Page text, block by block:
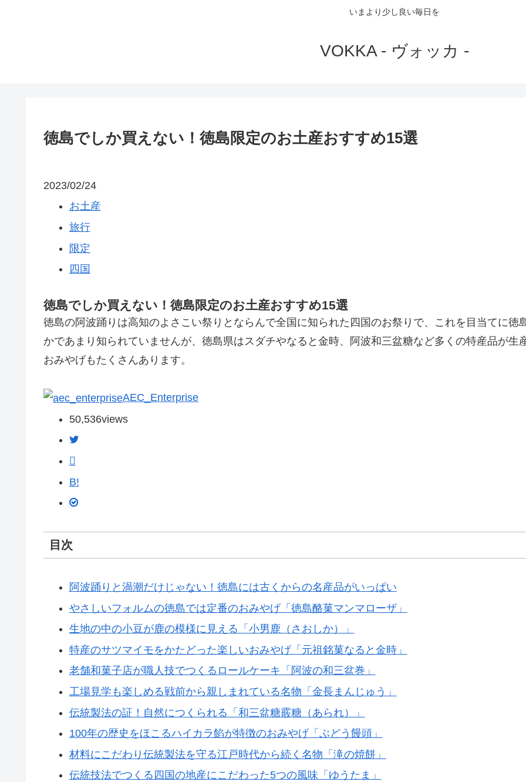
いまより少し良い毎日を
VOKKA - ヴォッカ -
徳島でしか買えない！徳島限定のお土産おすすめ15選
2023/02/24
お土産
旅行
限定
四国
徳島でしか買えない！徳島限定のお土産おすすめ15選
徳島の阿波踊りは高知のよさこい祭りとならんで全国に知られた四国のお祭りで、これを目当てに徳
かであまり知られていませんが、徳島県はスダチやなると金時、阿波和三盆糖など多くの特産品が生
おみやげもたくさんあります。
AEC_Enterprise
50,536views
B!
目次
阿波踊りと渦潮だけじゃない！徳島には古くからの名産品がいっぱい
やさしいフォルムの徳島では定番のおみやげ「徳島酪菓マンマローザ」
生地の中の小豆が鹿の模様に見える「小男鹿（さおしか）」
特産のサツマイモをかたどった楽しいおみやげ「元祖銘菓なると金時」
老舗和菓子店が職人技でつくるロールケーキ「阿波の和三盆巻」
工場見学も楽しめる戦前から親しまれている名物「金長まんじゅう」
伝統製法の証！自然につくられる「和三盆糖霰糖（あられ）」
100年の歴史をほこるハイカラ餡が特徴のおみやげ「ぶどう饅頭」
材料にこだわり伝統製法を守る江戸時代から続く名物「滝の焼餅」
伝統技法でつくる四国の地産にこだわった5つの風味「ゆうたま」